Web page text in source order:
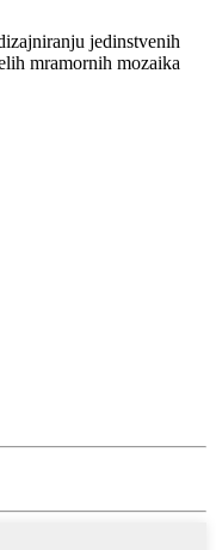
jedinstvenih
mramornih mozaika